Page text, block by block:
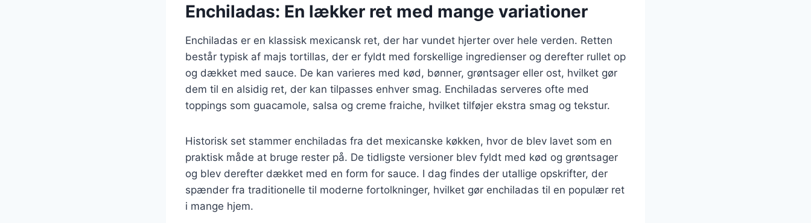
Enchiladas: En lækker ret med mange variationer
Enchiladas er en klassisk mexicansk ret, der har vundet hjerter over hele verden. Retten
består typisk af majs tortillas, der er fyldt med forskellige ingredienser og derefter rullet op
og dækket med sauce. De kan varieres med kød, bønner, grøntsager eller ost, hvilket gør
dem til en alsidig ret, der kan tilpasses enhver smag. Enchiladas serveres ofte med
toppings som guacamole, salsa og creme fraiche, hvilket tilføjer ekstra smag og tekstur.
Historisk set stammer enchiladas fra det mexicanske køkken, hvor de blev lavet som en
praktisk måde at bruge rester på. De tidligste versioner blev fyldt med kød og grøntsager
og blev derefter dækket med en form for sauce. I dag findes der utallige opskrifter, der
spænder fra traditionelle til moderne fortolkninger, hvilket gør enchiladas til en populær ret
i mange hjem.